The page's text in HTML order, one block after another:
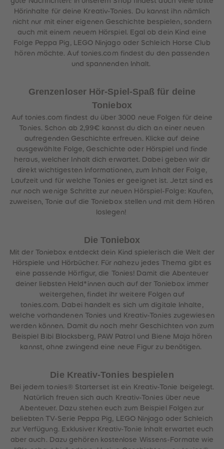
Hörinhalte für deine Kreativ-Tonies. Du kannst ihn nämlich
nicht nur mit einer eigenen Geschichte bespielen, sondern
auch mit einem neuem Hörspiel. Egal ob dein Kind eine
Folge Peppa Pig, LEGO Ninjago oder Schleich Horse Club
hören möchte. Auf tonies.com findest du den passenden
und spannenden Inhalt.
Grenzenloser Hör-Spiel-Spaß für deine
Toniebox
Auf tonies.com findest du über 3000 neue Folgen für deine
Tonies. Schon ab 2,99€ kannst du dich an einer neuen
aufregenden Geschichte erfreuen. Klicke auf deine
ausgewählte Folge, Geschichte oder Hörspiel und finde
heraus, welcher Inhalt dich erwartet. Dabei geben wir dir
direkt wichtigesten Informationen, zum Inhalt der Folge,
Laufzeit und für welche Tonies er geeignet ist. Jetzt sind es
nur noch wenige Schritte zur neuen Hörspiel-Folge: Kaufen,
zuweisen, Tonie auf die Toniebox stellen und mit dem Hören
loslegen!
Die Toniebox
Mit der Toniebox entdeckt dein Kind spielerisch die Welt der
Hörspiele und Hörbücher. Für nahezu jedes Thema gibt es
eine passende Hörfigur, die Tonies! Damit die Abenteuer
deiner liebsten Held*innen auch auf der Toniebox immer
weitergehen, findet ihr weitere Folgen auf
tonies.com. Dabei handelt es sich um digitale Inhalte,
welche vorhandenen Tonies und Kreativ-Tonies zugewiesen
werden können. Damit du noch mehr Geschichten von zum
Beispiel Bibi Blocksberg, PAW Patrol und Biene Maja hören
kannst, ohne zwingend eine neue Figur zu benötigen.
Die Kreativ-Tonies bespielen
Bei jedem tonies® Starterset ist ein Kreativ-Tonie beigelegt.
Natürlich freuen sich auch Kreativ-Tonies über neue
Abenteuer. Dazu stehen euch zum Beispiel Folgen zur
beliebten TV-Serie Peppa Pig, LEGO Ninjago oder Schleich
zur Verfügung. Exklusiver Kreativ-Tonie Inhalt erwartet euch
aber auch. Dazu gehören kostenlose Wissens-Formate wie